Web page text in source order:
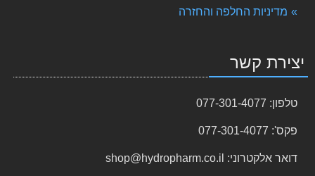
5,082.00 ₪
159.00 ₪
112.00 ₪
מדיניות החלפה והחזרה
יצירת קשר
טלפון: 077-301-4077
פקס': 077-301-4077
דואר אלקטרוני: shop@hydropharm.co.il